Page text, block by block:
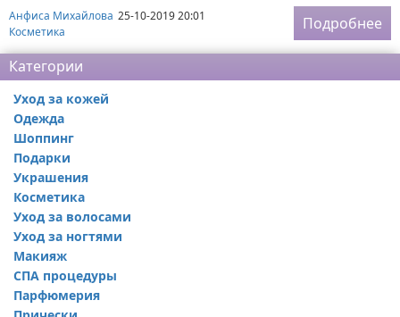
Анфиса Михайлова 25-10-2019 20:01
Косметика
Подробнее
Категории
Уход за кожей
Одежда
Шоппинг
Подарки
Украшения
Косметика
Уход за волосами
Уход за ногтями
Макияж
СПА процедуры
Парфюмерия